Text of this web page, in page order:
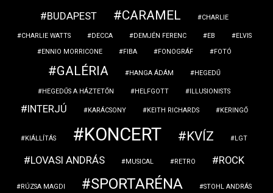
BUDAPEST
CARAMEL CHARLIE
CHARLIE WATTS DECCA DEMJÉN FERENC EB
ELVIS
ENNIO MORRICONE
FIBA FONOGRÁF FOTÓ
GALÉRIA HANGA ÁDÁM HEGEDŰ
HEGEDŰS A HÁZTETŐN HELFGOTT ILLUSIONISTS
INTERJÚ KARÁCSONY KEITH RICHARDS KERINGŐ
KIÁLLÍTÁS KONCERT KVÍZ LGT
LOVASI ANDRÁS MUSICAL RETRO ROCK
RÚZSA MAGDI SPORTARÉNA STOHL ANDRÁS